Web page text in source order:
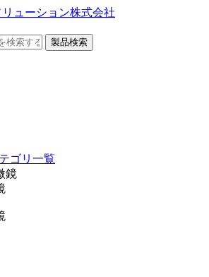
製品検索
ゴリ一覧